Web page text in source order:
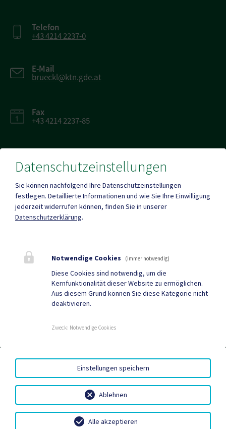
Telefon
+43 4214 2237-0
E-Mail
brueckl@ktn.gde.at
Fax
+43 4214 2237-85
Mehr
Quicklinks
App
Wirtschaft &
Dienstleistungen
Vereine
Gemeindezeitung
Termine
BARRIEREFREIHEIT| DATENSCHUTZ
IMPRESSUM
Datenschutzeinstellungen
Sie können nachfolgend Ihre Datenschutzeinstellungen
festlegen. Detaillierte Informationen und wie Sie Ihre Einwilligung
jederzeit widerrufen können, finden Sie in unserer
Datenschutzerklärung.
Notwendige Cookies (immer notwendig)
Diese Cookies sind notwendig, um die
Kernfunktionalität dieser Website zu ermöglichen.
Aus diesem Grund können Sie diese Kategorie nicht
deaktivieren.
Zweck: Notwendige Cookies
Ablehnen
Einstellungen speichern
Alle akzeptieren